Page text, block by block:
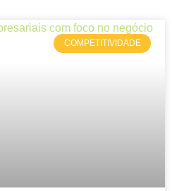
COMPETITIVIDADE